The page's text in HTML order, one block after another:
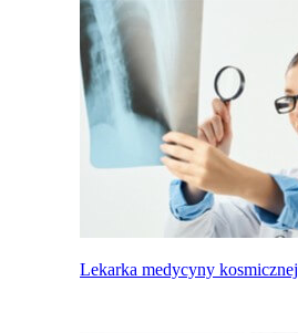
Lekarka medycyny kosmicznej